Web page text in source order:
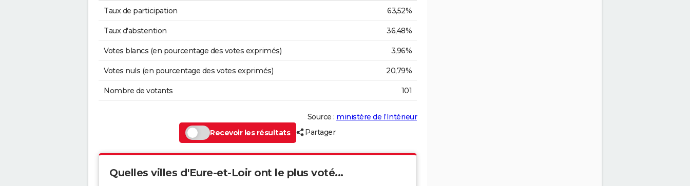
Taux de participation 63,52%
Taux d'abstention 36,48%
Votes blancs (en pourcentage des votes exprimés) 3,96%
Votes nuls (en pourcentage des votes exprimés) 20,79%
Nombre de votants 101
Source : ministère de l’Intérieur
Recevoir les résultats
Partager
Quelles villes d'Eure-et-Loir ont le plus voté...